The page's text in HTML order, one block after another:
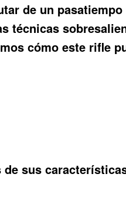
de un
técnicas
cómo este rifle
sus